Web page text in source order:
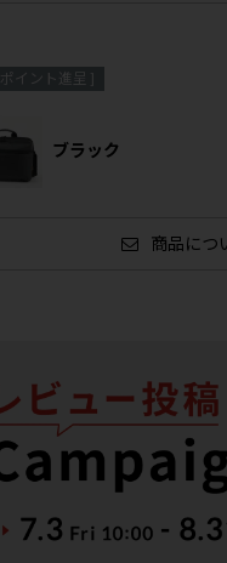
ポイント進呈 ]
ブラック
商品につ